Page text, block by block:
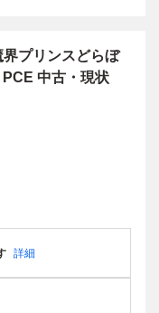
プリンスどらぼ
中古・現状
詳細